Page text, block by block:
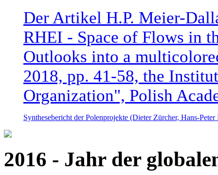
Der Artikel H.P. Meier-
RHEI - Space of Flows in
Outlooks into a
2018, pp. 41-58, the
Organization", Polish
Synthesebericht der Polenprojekte (Dieter Zürcher, Hans-
2016 - Jahr der